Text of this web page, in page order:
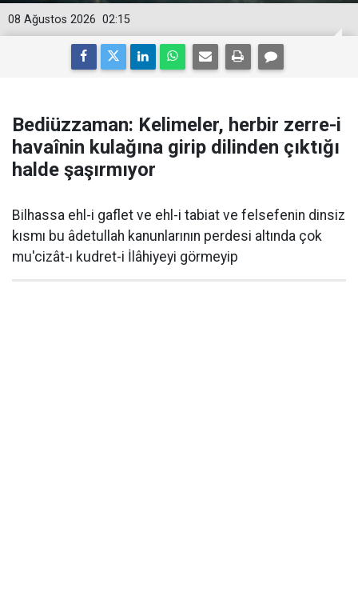
02:15
08 Ağustos 2026
Bediüzzaman: Kelimeler, herbir zerre-i
havaînin kulağına girip dilinden çıktığı
halde şaşırmıyor
Bilhassa ehl-i gaflet ve ehl-i tabiat ve felsefenin dinsiz
kısmı bu âdetullah kanunlarının perdesi altında çok
mu'cizât-ı kudret-i İlâhiyeyi görmeyip